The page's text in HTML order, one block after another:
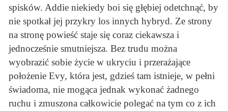
spisków. Addie niekiedy boi się głębiej odetchnąć, by
nie spotkał jej przykry los innych hybryd. Ze strony
na stronę powieść staje się coraz ciekawsza i
jednocześnie smutniejsza. Bez trudu można
wyobrazić sobie życie w ukryciu i przerażające
położenie Evy, która jest, gdzieś tam istnieje, w pełni
świadoma, nie mogąca jednak wykonać żadnego
ruchu i zmuszona całkowicie polegać na tym co z ich